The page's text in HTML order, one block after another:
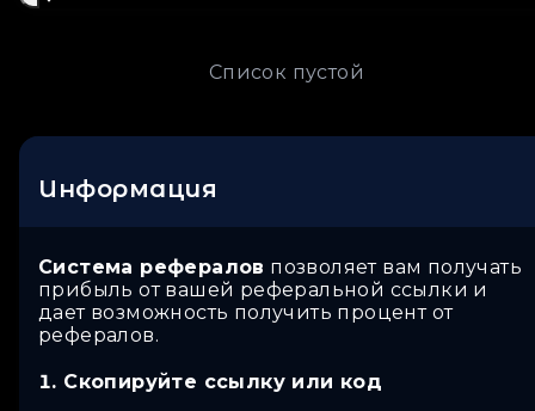
Список пустой
Информация
Система рефералов позволяет вам получать
прибыль от вашей реферальной ссылки и
дает возможность получить процент от
рефералов.
Скопируйте ссылку или код